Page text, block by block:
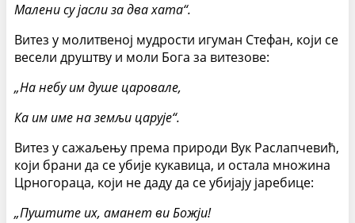
Малени су јасли за два хата“.
Витез у молитвеној мудрости игуман Стефан, који се
весели друштву и моли Бога за витезове:
„На небу им душе царовале,
Ка им име на земљи царује“.
Витез у сажаљењу према природи Вук Раслапчевић,
који брани да се убије кукавица, и остала множина
Црногораца, који не даду да се убијају јаребице:
„Пуштите их, аманет ви Божји!